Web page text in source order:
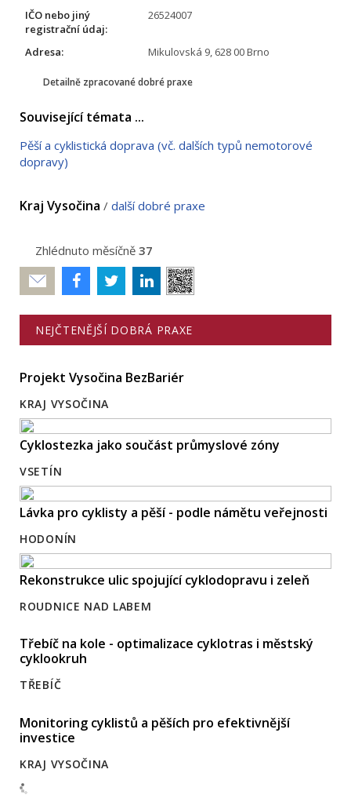
IČO nebo jiný
registrační údaj:
26524007
Adresa: Mikulovská 9, 628 00 Brno
Detailně zpracované dobré praxe
Související témata ...
Pěší a cyklistická doprava (vč. dalších typů nemotorové
dopravy)
Kraj Vysočina / další dobré praxe
Zhlédnuto měsíčně 37
Poslat
NEJČTENĚJŠÍ DOBRÁ PRAXE
Projekt Vysočina BezBariér
KRAJ VYSOČINA
Cyklostezka jako součást průmyslové zóny
VSETÍN
Lávka pro cyklisty a pěší - podle námětu veřejnosti
HODONÍN
Rekonstrukce ulic spojující cyklodopravu i zeleň
ROUDNICE NAD LABEM
Třebíč na kole - optimalizace cyklotras i městský
cyklookruh
TŘEBÍČ
Monitoring cyklistů a pěších pro efektivnější
investice
KRAJ VYSOČINA